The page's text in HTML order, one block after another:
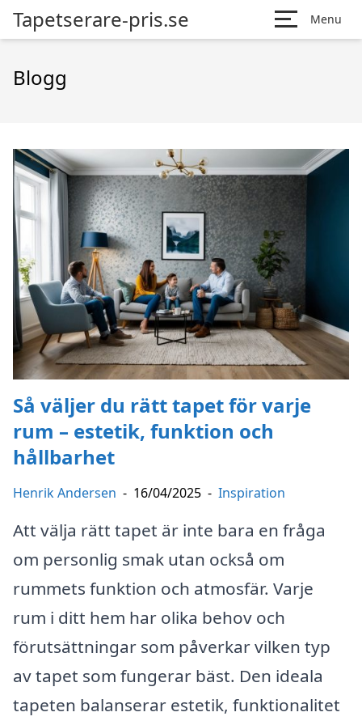
Tapetserare-pris.se Menu
Blogg
Så väljer du rätt tapet för varje
rum – estetik, funktion och
hållbarhet
Henrik Andersen - 16/04/2025 - Inspiration
Att välja rätt tapet är inte bara en fråga
om personlig smak utan också om
rummets funktion och atmosfär. Varje
rum i ditt hem har olika behov och
förutsättningar som påverkar vilken typ
av tapet som fungerar bäst. Den ideala
tapeten balanserar estetik, funktionalitet